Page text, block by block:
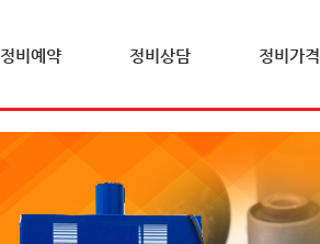
정비예약 정비상담 정비가격